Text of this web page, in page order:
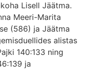
Lisell Jäätma.
Meeri-Marita
(586) ja Jäätma
alistas
140:133 ning
ja